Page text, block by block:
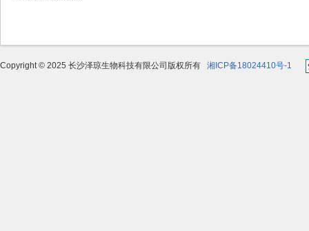
Copyright © 2025 长沙泽琼生物科技有限公司版权所有 湘ICP备18024410号-1